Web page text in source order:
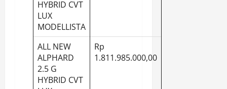
HYBRID CVT
LUX
MODELLISTA
ALL NEW
ALPHARD
2.5 G
HYBRID CVT
Rp
1.811.985.000,00